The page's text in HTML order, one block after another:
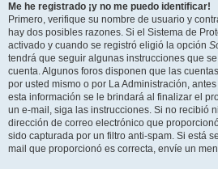
Me he registrado ¡y no me puedo identificar!
Primero, verifique su nombre de usuario y
hay dos posibles razones. Si el Sistema de
activado y cuando se registró eligió la opción
tendrá que seguir algunas instrucciones que
cuenta. Algunos foros disponen que las
por usted mismo o por La Administración,
esta información se le brindará al finalizar el
un e-mail, siga las instrucciones. Si no recibió
dirección de correo electrónico que
sido capturada por un filtro anti-spam. Si está
mail que proporcionó es correcta, envíe un